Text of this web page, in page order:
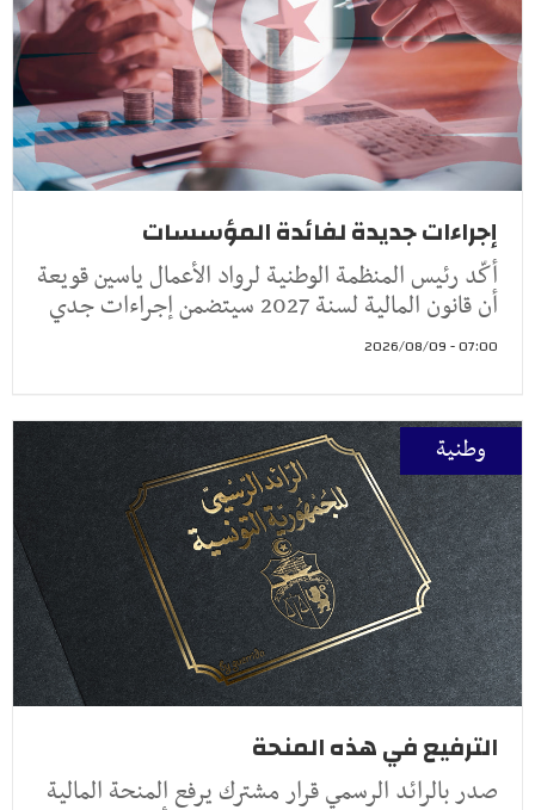
إجراءات جديدة لفائدة المؤسسات
أكّد رئيس المنظمة الوطنية لرواد الأعمال ياسين قويعة
أن قانون المالية لسنة 2027 سيتضمن إجراءات جدي
07:00 - 2026/08/09
وطنية
الترفيع في هذه المنحة
صدر بالرائد الرسمي قرار مشترك يرفع المنحة المالية